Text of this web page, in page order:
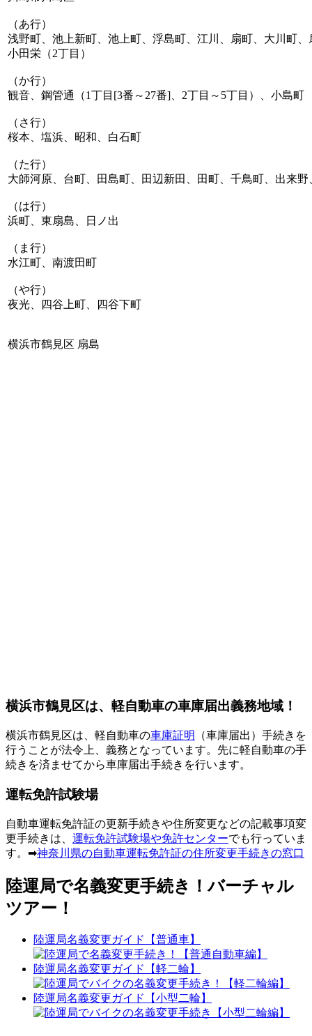
（あ行）
浅野町、池上新町、池上町、浮島町、江川、扇町、大川町
小田栄（2丁目）
（か行）
観音、鋼管通（1丁目[3番～27番]、2丁目～5丁目）、小島町
（さ行）
桜本、塩浜、昭和、白石町
（た行）
大師河原、台町、田島町、田辺新田、田町、千鳥町、出来野
（は行）
浜町、東扇島、日ノ出
（ま行）
水江町、南渡田町
（や行）
夜光、四谷上町、四谷下町
横浜市鶴見区 扇島
横浜市鶴見区は、軽自動車の車庫届出義務地域！
横浜市鶴見区は、軽自動車の車庫証明
（車庫届出）手続きを
行うことが法令上、義務となっています。先に軽自動車の手
続きを済ませてから車庫届出手続きを行います。
運転免許試験場
自動車運転免許証の更新手続きや住所変更などの記載事項変
更手続きは、 運転免許試験場や免許センターでも行っていま
す。➡神奈川県の自動車運転免許証の住所変更手続きの窓口
陸運局で名義変更手続き！バーチャル
ツアー！
陸運局名義変更ガイド【普通車】
陸運局名義変更ガイド【軽二輪】
陸運局名義変更ガイド【小型二輪】